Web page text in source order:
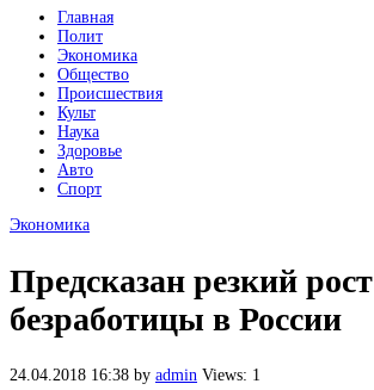
Главная
Полит
Экономика
Общество
Происшествия
Культ
Наука
Здоровье
Авто
Спорт
Экономика
Предсказан резкий рост
безработицы в России
24.04.2018 16:38 by admin Views: 1